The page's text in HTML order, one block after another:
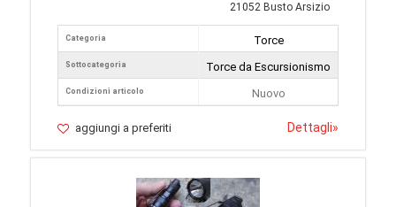
21052 Busto Arsizio
Categoria
Sottocategoria
Condizioni articolo
Torce
Torce da Escursionismo
Nuovo
aggiungi a preferiti Dettagli»